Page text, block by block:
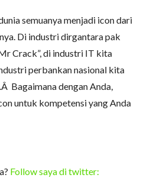
semuanya menjadi icon dari
Di industri dirgantara pak
Crack”, di industri IT kita
perbankan nasional kita
Bagaimana dengan Anda,
untuk kompetensi yang Anda
Follow saya di twitter: